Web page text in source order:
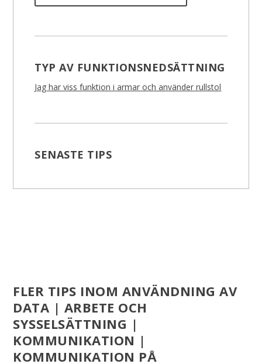
TYP AV FUNKTIONSNEDSÄTTNING
Jag har viss funktion i armar och använder rullstol
SENASTE TIPS
FLER TIPS INOM ANVÄNDNING AV
DATA | ARBETE OCH
SYSSELSÄTTNING |
KOMMUNIKATION |
KOMMUNIKATION PÅ